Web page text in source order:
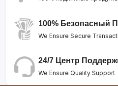
100% Безопасный
We Ensure Secure
24/7 Центр
We Ensure Quality Support